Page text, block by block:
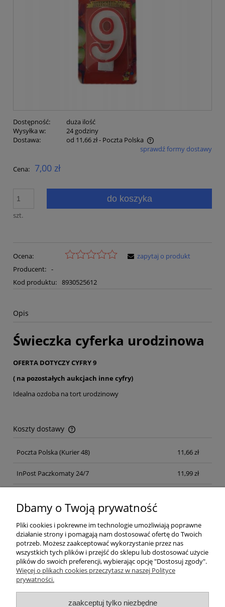
Dostępność:
duża ilość
Wysyłka w:
24 godziny
Dostawa:
od 11,66 zł- Poczta Polska
Cena nie zawiera ewentualnych kosztów płatnościsprawdź formy dostawy
Cena: 7,00 zł
szt.
do koszyka
Ocena:
Producent: -
Kod produktu: 8930525612
zapytaj o produkt
Opis
Świeczka cyferka urodzinowa
OFERTA DOTYCZY CYFRY 9
( na pozostałych aukcjach inne cyfry)
Idealna ozdoba na tort urodzinowy
Koszty dostawy
Cena nie zawiera ewentualnych kosztów płatności
Poczta Polska (Kurier 48) 11,66 zł
InPost Paczkomaty 24/7 11,99 zł
Pomoc
Moje konto
Dbamy o Twoją prywatność
Pliki cookies i pokrewne im technologie umożliwiają poprawne
działanie strony i pomagają nam dostosować ofertę do Twoich
potrzeb. Możesz zaakceptować wykorzystanie przez nas
wszystkich tych plików i przejść do sklepu lub dostosować użycie
plików do swoich preferencji, wybierając opcję "Dostosuj zgody".
Więcej o plikach cookies przeczytasz w naszej Polityce
prywatności.
zaakceptuj tylko niezbędne